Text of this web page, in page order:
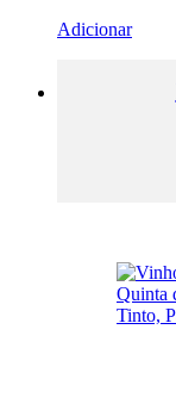
Adicionar